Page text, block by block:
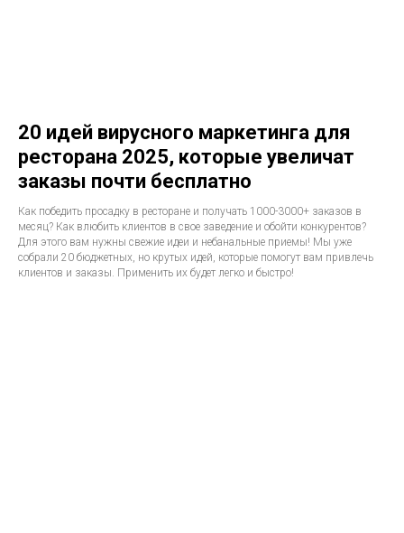
20 идей вирусного маркетинга для
ресторана 2025, которые увеличат
заказы почти бесплатно
Как победить просадку в ресторане и получать 1000-3000+ заказов в
месяц? Как влюбить клиентов в свое заведение и обойти конкурентов?
Для этого вам нужны свежие идеи и небанальные приемы! Мы уже
собрали 20 бюджетных, но крутых идей, которые помогут вам привлечь
клиентов и заказы. Применить их будет легко и быстро!